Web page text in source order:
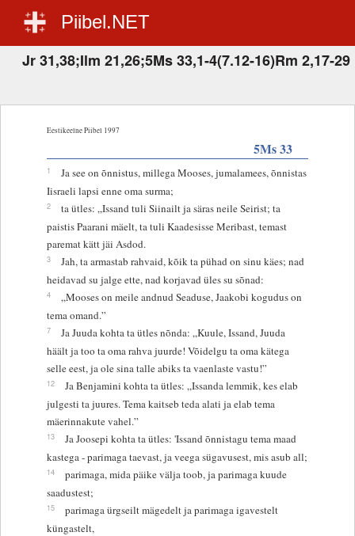
Piibel.NET
Jr 31,38;Ilm 21,26;5Ms 33,1-4(7.12-16)Rm 2,17-29
Eestikeelne Piibel 1997
5Ms 33
1
Ja see on õnnistus, millega Mooses, jumalamees, õnnistas
Iisraeli lapsi enne oma surma;
2
ta ütles: „Issand tuli Siinailt ja säras neile Seirist; ta
paistis Paarani mäelt, ta tuli Kaadesisse Meribast, temast
paremat kätt jäi Asdod.
3
Jah, ta armastab rahvaid, kõik ta pühad on sinu käes; nad
heidavad su jalge ette, nad korjavad üles su sõnad:
4
„Mooses on meile andnud Seaduse, Jaakobi kogudus on
tema omand.”
7
Ja Juuda kohta ta ütles nõnda: „Kuule, Issand, Juuda
häält ja too ta oma rahva juurde! Võidelgu ta oma kätega
selle eest, ja ole sina talle abiks ta vaenlaste vastu!”
12
Ja Benjamini kohta ta ütles: „Issanda lemmik, kes elab
julgesti ta juures. Tema kaitseb teda alati ja elab tema
mäerinnakute vahel.”
13
Ja Joosepi kohta ta ütles: 'Issand õnnistagu tema maad
kastega - parimaga taevast, ja veega sügavusest, mis asub all;
14
parimaga, mida päike välja toob, ja parimaga kuude
saadustest;
15
parimaga ürgseilt mägedelt ja parimaga igavestelt
küngastelt,